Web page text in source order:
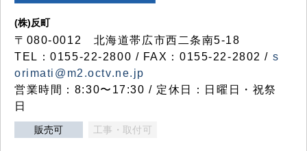
(株)反町
〒080-0012 北海道帯広市西二条南5-18
TEL：0155-22-2800 / FAX：0155-22-2802 / s
orimati@m2.octv.ne.jp
営業時間：8:30〜17:30 / 定休日：日曜日・祝祭
日
販売可 工事・取付可